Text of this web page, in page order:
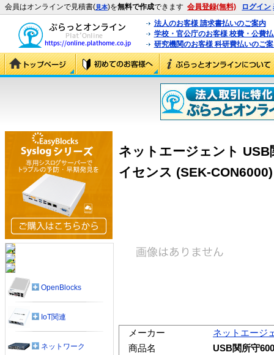
会員はオンラインで見積書(見本)を無料で作成できます 会員登録(無料) ログイン
法人のお客様 請求書払いのご案内
学校・官公庁のお客様 校費・公費
研究機関のお客様 科研費払いのご
ネットエージェント
イセンス (SEK-CON6000)
メーカー
ネットエージ
商品名
USB関所守
OpenBlocks
IoT関連
ネットワーク